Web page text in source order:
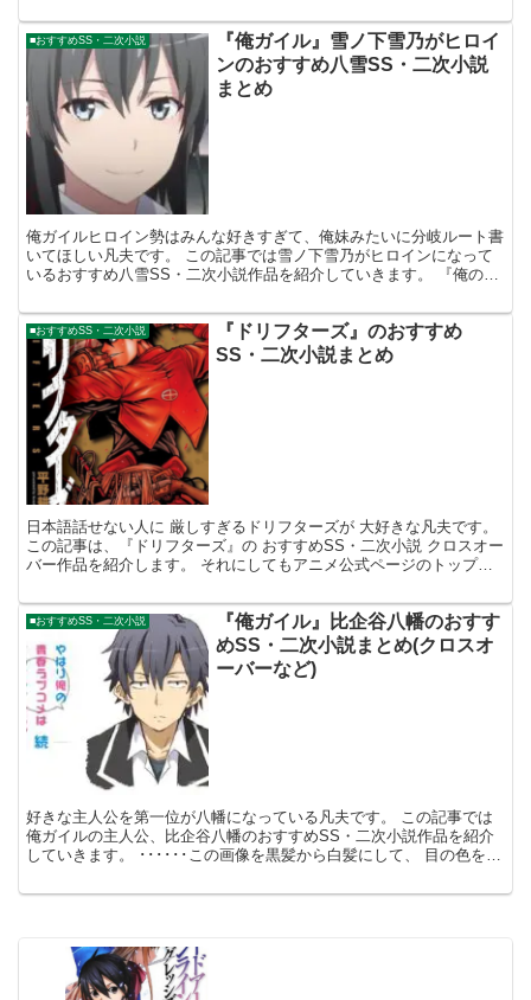
■おすすめSS・二次小説
『俺ガイル』雪ノ下雪乃がヒロイ
ンのおすすめ八雪SS・二次小説
まとめ
俺ガイルヒロイン勢はみんな好きすぎて、俺妹みたいに分岐ルート書
いてほしい凡夫です。 この記事では雪ノ下雪乃がヒロインになって
いるおすすめ八雪SS・二次小説作品を紹介していきます。 『俺の青
■おすすめSS・二次小説
『ドリフターズ』のおすすめ
SS・二次小説まとめ
日本語話せない人に 厳しすぎるドリフターズが 大好きな凡夫です。
この記事は、『ドリフターズ』の おすすめSS・二次小説 クロスオー
バー作品を紹介します。 それにしてもアニメ公式ページのトップ
■おすすめSS・二次小説
『俺ガイル』比企谷八幡のおすす
めSS・二次小説まとめ(クロスオ
ーバーなど)
好きな主人公を第一位が八幡になっている凡夫です。 この記事では
俺ガイルの主人公、比企谷八幡のおすすめSS・二次小説作品を紹介
していきます。 ･･････この画像を黒髪から白髪にして、 目の色を赤